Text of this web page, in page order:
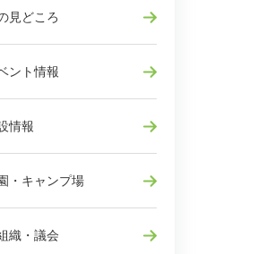
見どころ
ント情報
情報
・キャンプ場
織・議会